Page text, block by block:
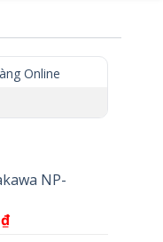
Online
NP-
₫Giá